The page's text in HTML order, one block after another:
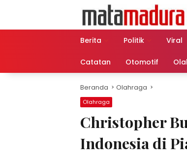
Berita
Politik Viral
Catatan Otomotif
Beranda Olahraga
Olahraga
Christopher
Indonesia di